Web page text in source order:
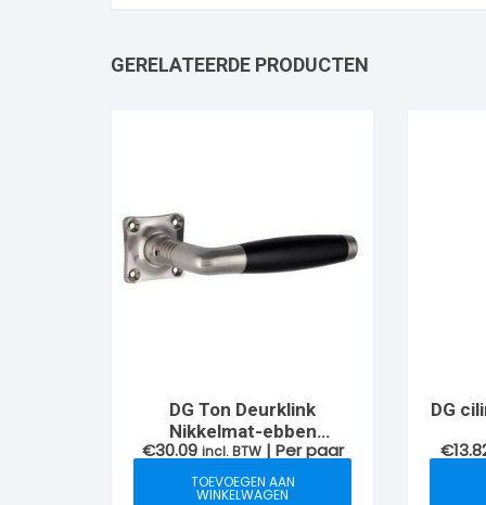
GERELATEERDE PRODUCTEN
DG Ton Deurklink
Nikkelmat-ebben
vierkant krukrozet
€30.09 incl. BTW | Per paar
TOEVOEGEN AAN
WINKELWAGEN
DG
€